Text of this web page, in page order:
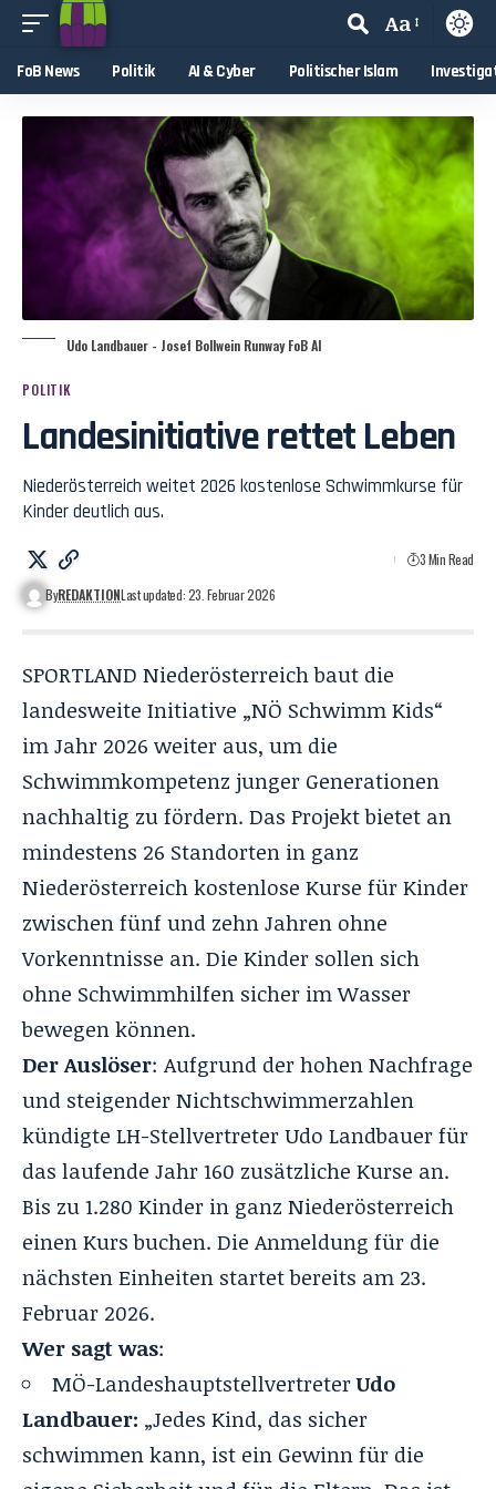
Aa
FoB News Politik AI & Cyber Politischer Islam
Udo Landbauer - Josef Bollwein Runway FoB AI
POLITIK
Landesinitiative rettet Leben
Niederösterreich weitet 2026 kostenlose Schwimmkurse für
Kinder deutlich aus.
ByREDAKTIONLast updated: 23. Februar 2026
3 Min Read
SPORTLAND Niederösterreich baut die
landesweite Initiative „NÖ Schwimm Kids“
im Jahr 2026 weiter aus, um die
Schwimmkompetenz junger Generationen
nachhaltig zu fördern. Das Projekt bietet an
mindestens 26 Standorten in ganz
Niederösterreich kostenlose Kurse für Kinder
zwischen fünf und zehn Jahren ohne
Vorkenntnisse an. Die Kinder sollen sich
ohne Schwimmhilfen sicher im Wasser
bewegen können.
Der Auslöser: Aufgrund der hohen Nachfrage
und steigender Nichtschwimmerzahlen
kündigte LH-Stellvertreter Udo Landbauer für
das laufende Jahr 160 zusätzliche Kurse an.
Bis zu 1.280 Kinder in ganz Niederösterreich
einen Kurs buchen. Die Anmeldung für die
nächsten Einheiten startet bereits am 23.
Februar 2026.
Wer sagt was:
MÖ-LandeshauptstellvertreterUdo
Landbauer: „Jedes Kind, das sicher
schwimmen kann, ist ein Gewinn für die